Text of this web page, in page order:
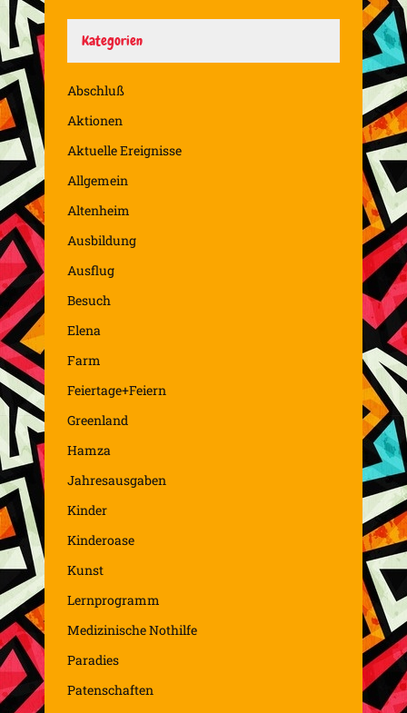
Kategorien
Abschluß
Aktionen
Aktuelle Ereignisse
Allgemein
Altenheim
Ausbildung
Ausflug
Besuch
Elena
Farm
Feiertage+Feiern
Greenland
Hamza
Jahresausgaben
Kinder
Kinderoase
Kunst
Lernprogramm
Medizinische Nothilfe
Paradies
Patenschaften